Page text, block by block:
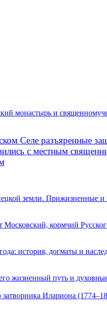
монастырь и
Селе разъяренные
с местным
земли. Прижизненные и
Московский, кормчий
история, догматы и
жизненный путь и
Илариона